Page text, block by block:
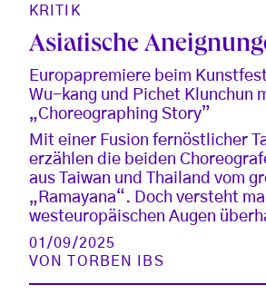
KRITIK
Asiatische
Europapremiere beim
Wu-kang und Pichet Klunchun
„Choreographing Story”
Mit einer Fusion fernöstlicher
erzählen die beiden
aus Taiwan und Thailand vom
„Ramayana“. Doch versteht
westeuropäischen Augen
01/09/2025
VON
TORBEN IBS